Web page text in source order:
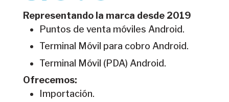
Representando la marca desde 2019
Puntos de venta móviles Android.
Terminal Móvil para cobro Android.
Terminal Móvil (PDA) Android.
Ofrecemos:
Importación.